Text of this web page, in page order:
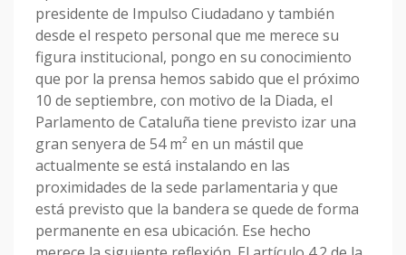
presidente de Impulso Ciudadano y también
desde el respeto personal que me merece su
figura institucional, pongo en su conocimiento
que por la prensa hemos sabido que el próximo
10 de septiembre, con motivo de la Diada, el
Parlamento de Cataluña tiene previsto izar una
gran senyera de 54 m² en un mástil que
actualmente se está instalando en las
proximidades de la sede parlamentaria y que
está previsto que la bandera se quede de forma
permanente en esa ubicación. Ese hecho